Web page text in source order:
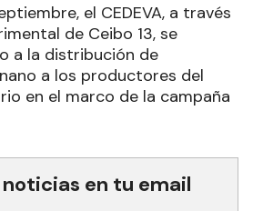
el CEDEVA, a través
de Ceibo 13, se
a la distribución de
a los productores del
en el marco de la campaña
noticias en tu email